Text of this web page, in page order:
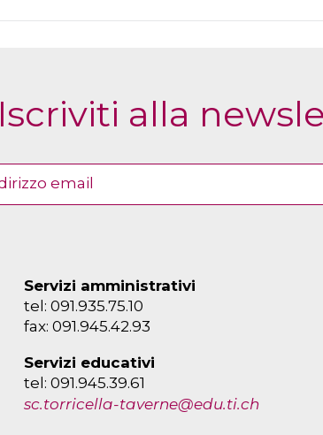
Iscriviti alla
Servizi amministrativi
tel: 091.935.75.10
fax: 091.945.42.93
Servizi educativi
tel: 091.945.39.61
sc.torricella-taverne@edu.ti.ch